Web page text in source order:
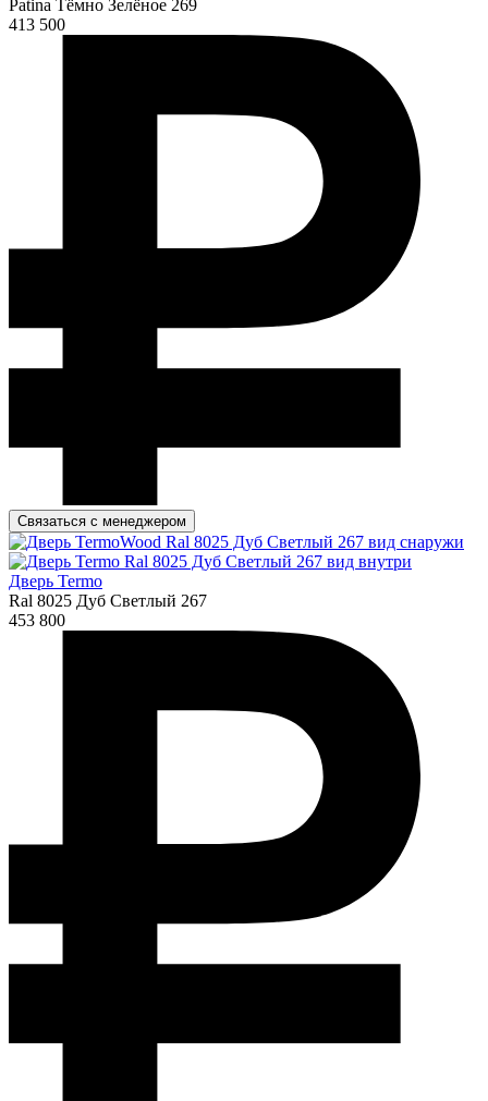
Patina Тёмно Зелёное 269
413 500
Связаться с менеджером
Дверь Termo
Ral 8025 Дуб Светлый 267
453 800